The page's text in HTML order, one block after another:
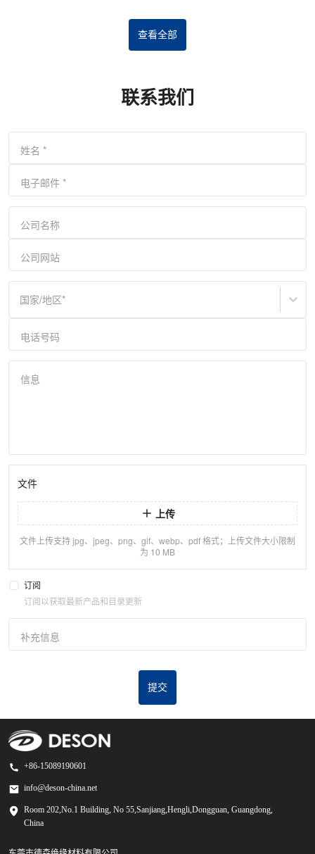
查看全部
联系我们
姓名 *
电子邮件 *
公司名称
公司网站
国家/地区*
电话号码
信息
文件
上传
文件上传支持 jpg、jpeg、png、gif、webp、pdf 格式；上传文件大小限制
为 10 MB
订阅
订阅以获取最新产品和目录更新
补充信息
提交
+86-15089190601
info@deson-china.net
Room 202,No.1 Building, No 55,Sanjiang,Hengli,Dongguan, Guangdong,
China